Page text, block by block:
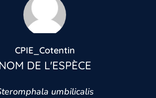
CPIE_Cotentin
NOM DE L'ESPÈCE
umbilicalis